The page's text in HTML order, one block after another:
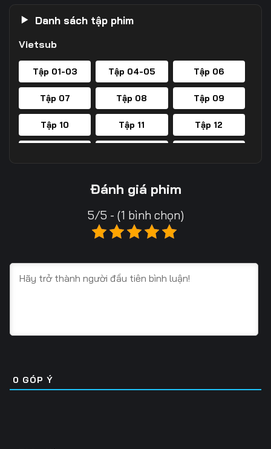
Danh sách tập phim
Vietsub
Tập 01-03 Tập 04-05 Tập 06
Tập 07 Tập 08 Tập 09
Tập 10 Tập 11 Tập 12
Tập 23
Tập 28 Tập 29
Tập 34 Tập 35 Tập 36
Tập 40 Tập 41 Tập 42
Đánh giá phim
5/5 - (1 bình chọn)
0 GÓP Ý